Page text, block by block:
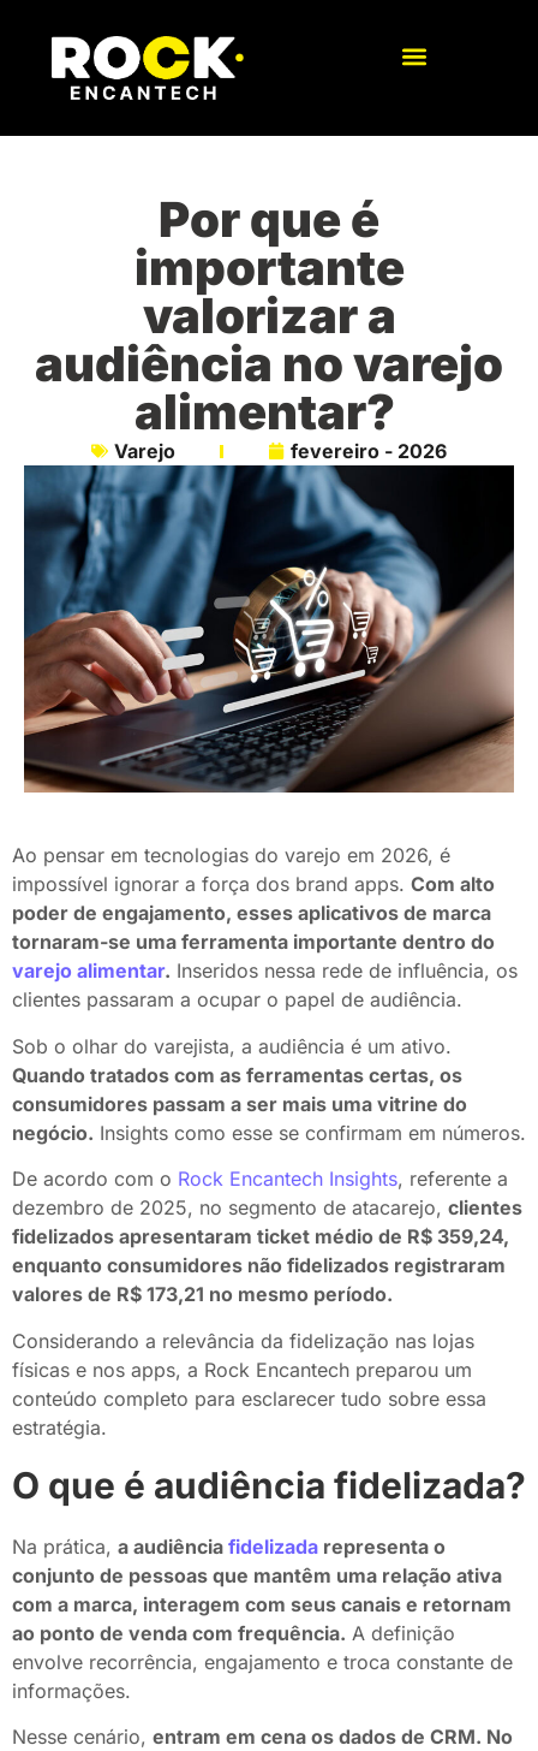
Por que é
importante
valorizar a
audiência no varejo
alimentar?
Varejo fevereiro - 2026
Ao pensar em tecnologias do varejo em 2026, é
impossível ignorar a força dos brand apps. Com alto
poder de engajamento, esses aplicativos de marca
tornaram-se uma ferramenta importante dentro do
varejo alimentar. Inseridos nessa rede de influência, os
clientes passaram a ocupar o papel de audiência.
Sob o olhar do varejista, a audiência é um ativo.
Quando tratados com as ferramentas certas, os
consumidores passam a ser mais uma vitrine do
negócio. Insights como esse se confirmam em números.
De acordo com o Rock Encantech Insights, referente a
dezembro de 2025, no segmento de atacarejo, clientes
fidelizados apresentaram ticket médio de R$ 359,24,
enquanto consumidores não fidelizados registraram
valores de R$ 173,21 no mesmo período.
Considerando a relevância da fidelização nas lojas
físicas e nos apps, a Rock Encantech preparou um
conteúdo completo para esclarecer tudo sobre essa
estratégia.
O que é audiência fidelizada?
Na prática, a audiência fidelizada representa o
conjunto de pessoas que mantêm uma relação ativa
com a marca, interagem com seus canais e retornam
ao ponto de venda com frequência. A definição
envolve recorrência, engajamento e troca constante de
informações.
Nesse cenário, entram em cena os dados de CRM. No